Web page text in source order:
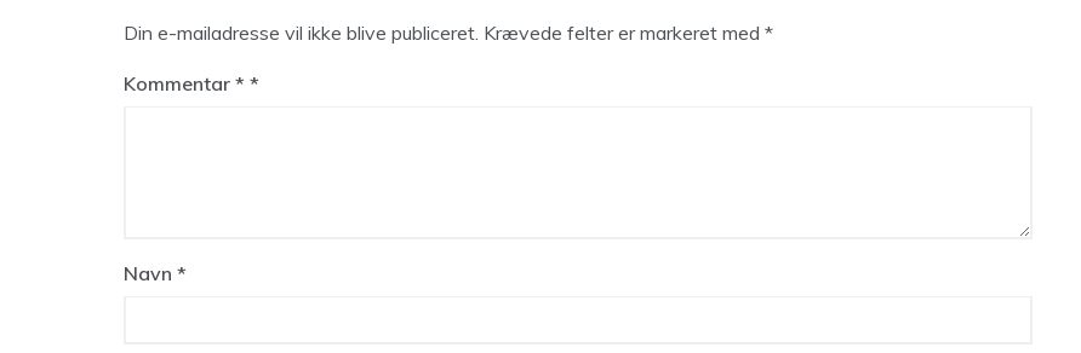
Din e-mailadresse vil ikke blive publiceret. Krævede felter er markeret med *
Kommentar *
Navn *